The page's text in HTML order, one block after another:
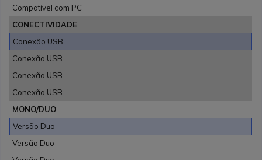
Compatível com PC
CONECTIVIDADE
Conexão USB
Conexão USB
Conexão USB
Conexão USB
MONO/DUO
Versão Duo
Versão Duo